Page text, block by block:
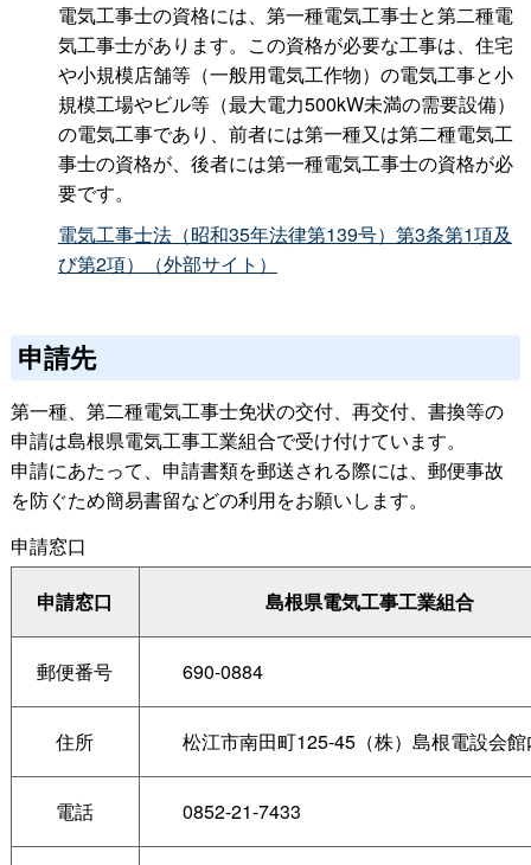
電気工事士の資格には、第一種電気工事士と第二種電
気工事士があります。この資格が必要な工事は、住宅
や小規模店舗等（一般用電気工作物）の電気工事と小
規模工場やビル等（最大電力500kW未満の需要設備）
の電気工事であり、前者には第一種又は第二種電気工
事士の資格が、後者には第一種電気工事士の資格が必
要です。
電気工事士法（昭和35年法律第139号）第3条第1項及
び第2項）（外部サイト）
申請先
第一種、第二種電気工事士免状の交付、再交付、書換等の
申請は島根県電気工事工業組合で受け付けています。
申請にあたって、申請書類を郵送される際には、郵便事故
を防ぐため簡易書留などの利用をお願いします。
申請窓口
申請窓口 島根県電気工事工業組合
郵便番号 690-0884
住所 松江市南田町125-45（株）島根電設会館
電話 0852-21-7433